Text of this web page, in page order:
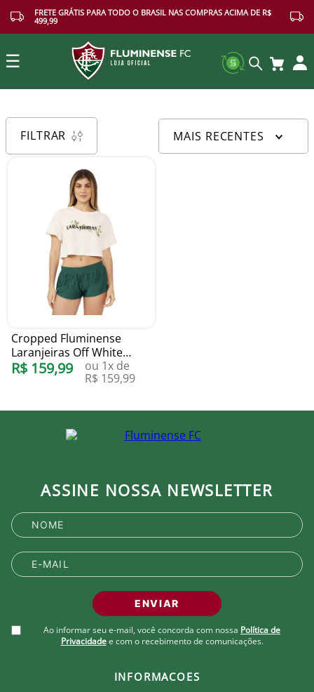
FRETE GRÁTIS PARA TODO O BRASIL NAS COMPRAS ACIMA DE R$
499,99
☰
FILTRAR MAIS RECENTES
Cropped Fluminense
Laranjeiras Off White
Blueman
R$ 159,99 ou 1x de
R$ 159,99
ASSINE NOSSA NEWSLETTER
ENVIAR
Ao informar seu e-mail, você concorda com nossa Política de
Privacidade e com o recebimento de comunicações.
INFORMACOES